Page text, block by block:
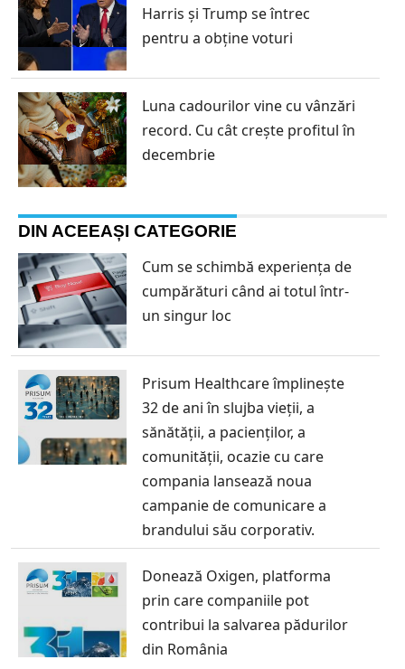
Harris și Trump se întrec
pentru a obține voturi
Luna cadourilor vine cu vânzări
record. Cu cât crește profitul în
decembrie
DIN ACEEAȘI CATEGORIE
Cum se schimbă experiența de
cumpărături când ai totul într-
un singur loc
Prisum Healthcare împlinește
32 de ani în slujba vieții, a
sănătății, a pacienților, a
comunității, ocazie cu care
compania lansează noua
campanie de comunicare a
brandului său corporativ.
Donează Oxigen, platforma
prin care companiile pot
contribui la salvarea pădurilor
din România